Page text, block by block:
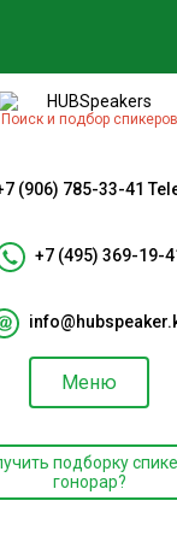
Поиск и подбор спикеров
(906) 785-33-41
+7 (495) 369-19-
Меню
подборку
гонорар?